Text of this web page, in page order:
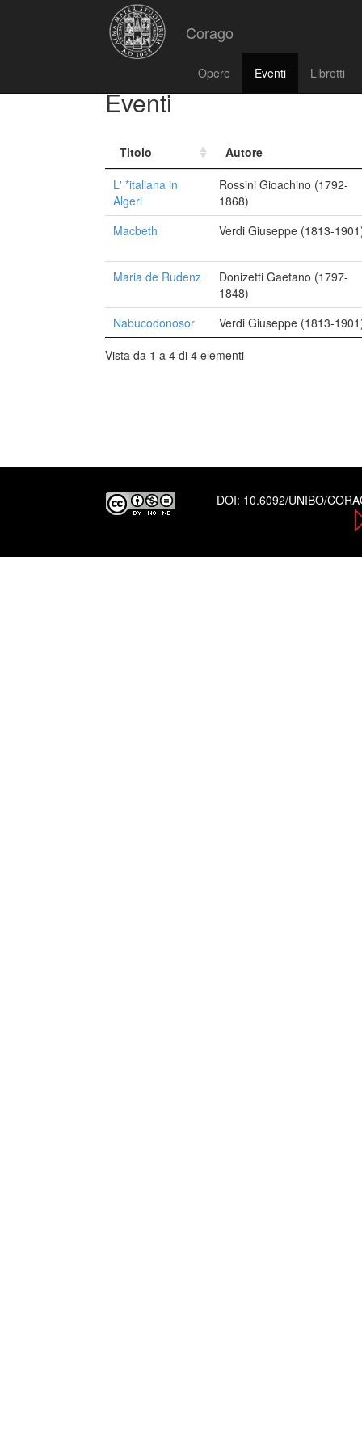
Corago
Opere Eventi Libretti
Eventi
Titolo
Autore
L' *italiana in
Algeri
Rossini Gioachino (1792-
1868)
Macbeth
Verdi Giuseppe (1813-
Maria de Rudenz
Donizetti Gaetano (1797-
1848)
Nabucodonosor
Verdi Giuseppe (1813-
Vista da 1 a 4 di 4 elementi
DOI: 10.6092/UNIBO/